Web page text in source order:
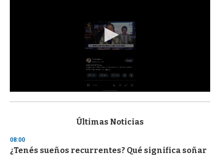
s
d
s
Últimas Noticias
08:00
¿Tenés sueños recurrentes? Qué significa soñar